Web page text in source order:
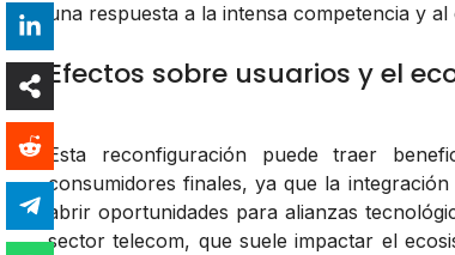
una respuesta a la intensa competencia y
Efectos sobre usuarios y el
Esta reconfiguración puede traer
consumidores finales, ya que la
abrir oportunidades para alianzas
sector telecom, que suele impactar el